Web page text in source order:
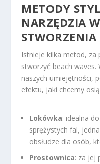
METODY
NARZĘDZIA
STWORZENIA
Istnieje kilka metod,
stworzyć beach waves.
naszych umiejętności,
efektu, jaki chcemy
Lokówka: idealna
sprężystych fal,
obsłudze dla osób,
Prostownica: za jej